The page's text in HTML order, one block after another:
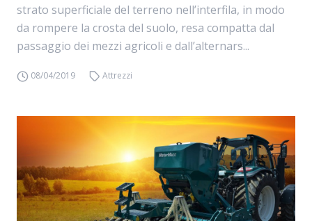
strato superficiale del terreno nell’interfila, in modo
da rompere la crosta del suolo, resa compatta dal
passaggio dei mezzi agricoli e dall’alternars...
08/04/2019 Attrezzi